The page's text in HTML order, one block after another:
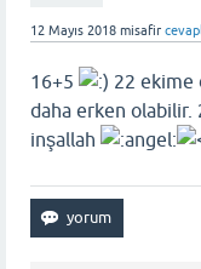
12 Mayıs 2018 misafir
16+5
22 ekime
daha erken olabilir.
inşallah